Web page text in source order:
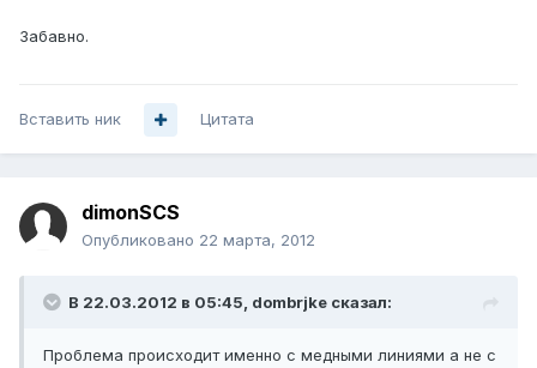
Забавно.
Вставить ник Цитата
dimonSCS
Опубликовано 22 марта, 2012
В 22.03.2012 в 05:45, dombrjke сказал:
Проблема происходит именно с медными линиями а не с